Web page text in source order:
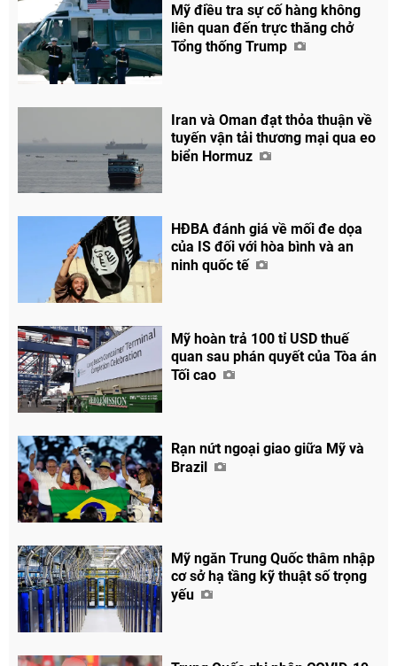
Chia sẻ
Facebook
Mỹ điều tra sự cố hàng không
liên quan đến trực thăng chở
Tổng thống Trump
Iran và Oman đạt thỏa thuận về
tuyến vận tải thương mại qua eo
biển Hormuz
HĐBA đánh giá về mối đe dọa
của IS đối với hòa bình và an
ninh quốc tế
Mỹ hoàn trả 100 tỉ USD thuế
quan sau phán quyết của Tòa án
Tối cao
Rạn nứt ngoại giao giữa Mỹ và
Brazil
Mỹ ngăn Trung Quốc thâm nhập
cơ sở hạ tầng kỹ thuật số trọng
yếu